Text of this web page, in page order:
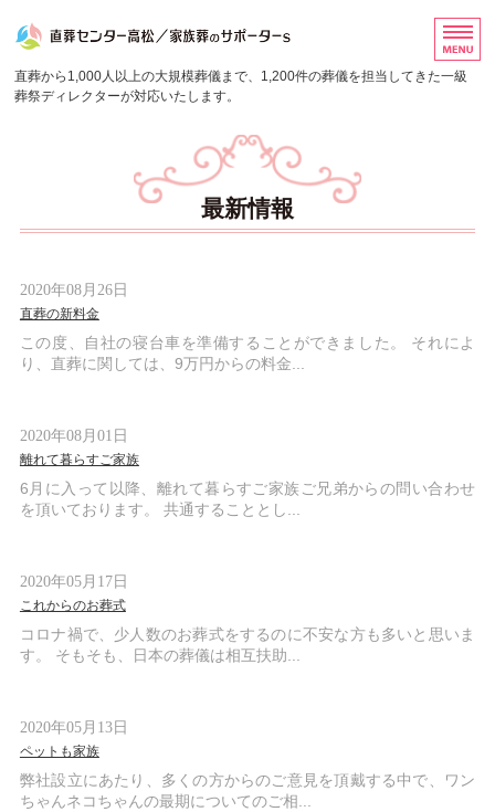
香川県の直葬・家族葬
直葬から1,000人以上の大規模葬儀まで、1,200件の葬儀を担当してきた一級
葬祭ディレクターが対応いたします。
サービスの流れ・よくあるご質問
お問い合わせ
最新情報
2020年08月26日
直葬の新料金
この度、自社の寝台車を準備することができました。 それによ
り、直葬に関しては、9万円からの料金...
2020年08月01日
離れて暮らすご家族
6月に入って以降、離れて暮らすご家族ご兄弟からの問い合わせ
を頂いております。 共通することとし...
2020年05月17日
これからのお葬式
コロナ禍で、少人数のお葬式をするのに不安な方も多いと思いま
す。 そもそも、日本の葬儀は相互扶助...
2020年05月13日
ペットも家族
弊社設立にあたり、多くの方からのご意見を頂戴する中で、ワン
ちゃんネコちゃんの最期についてのご相...